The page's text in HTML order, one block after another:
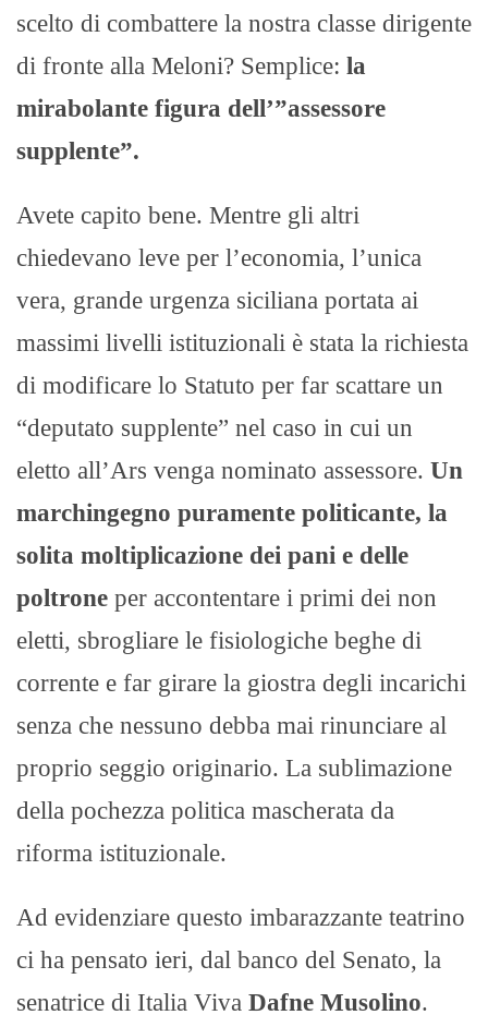
scelto di combattere la nostra classe dirigente
di fronte alla Meloni? Semplice: la
mirabolante figura dell’”assessore
supplente”.
Avete capito bene. Mentre gli altri
chiedevano leve per l’economia, l’unica
vera, grande urgenza siciliana portata ai
massimi livelli istituzionali è stata la richiesta
di modificare lo Statuto per far scattare un
“deputato supplente” nel caso in cui un
eletto all’Ars venga nominato assessore. Un
marchingegno puramente politicante, la
solita moltiplicazione dei pani e delle
poltrone per accontentare i primi dei non
eletti, sbrogliare le fisiologiche beghe di
corrente e far girare la giostra degli incarichi
senza che nessuno debba mai rinunciare al
proprio seggio originario. La sublimazione
della pochezza politica mascherata da
riforma istituzionale.
Ad evidenziare questo imbarazzante teatrino
ci ha pensato ieri, dal banco del Senato, la
senatrice di Italia Viva Dafne Musolino.